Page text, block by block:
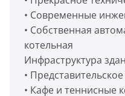
• Современные
• Собственная
котельная
Инфраструктура
•
• Кафе и теннисные